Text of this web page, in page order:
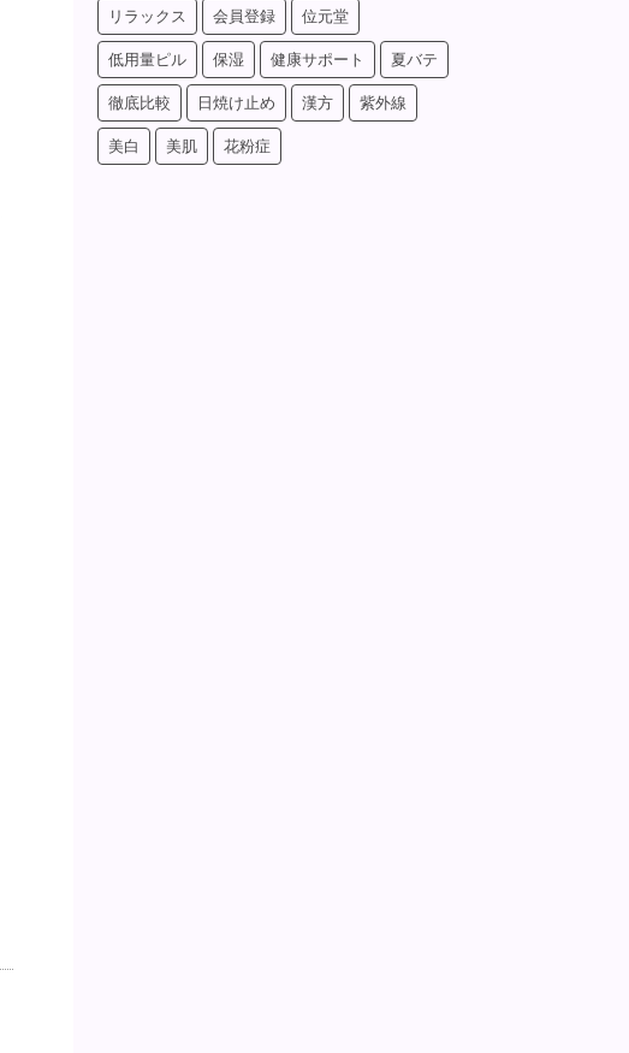
リラックス 会員登録 位元堂
低用量ピル 保湿 健康サポート 夏バテ
徹底比較 日焼け止め 漢方 紫外線
美白 美肌 花粉症